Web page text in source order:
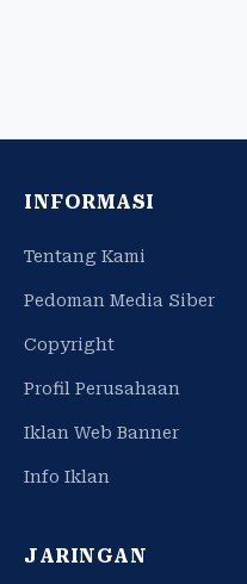
INFORMASI
Tentang Kami
Pedoman Media Siber
Copyright
Profil Perusahaan
Iklan Web Banner
Info Iklan
JARINGAN